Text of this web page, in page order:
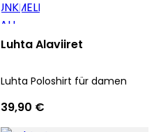
Luhta Alaviiret
Luhta Poloshirt für damen
39,90 €